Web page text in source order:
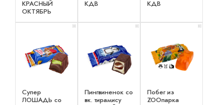
КРАСНЫЙ
ОКТЯБРЬ
КДВ
КДВ
Супер
ЛОШАДЬ со
Пингвиненок со
вк. тирамису
Побег из
ZOOпарка